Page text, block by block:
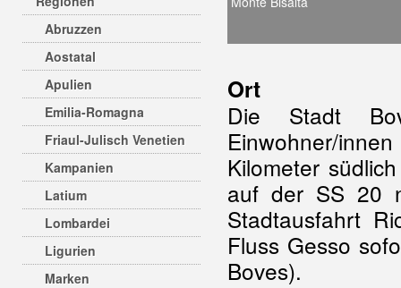
Abruzzen
Aostatal
Apulien
Emilia-Romagna
Friaul-Julisch Venetien
Kampanien
Latium
Lombardei
Ligurien
Marken
Ort
Die Stadt
Einwohner/
Kilometer
auf der SS 20
Stadtausfahrt
Fluss Gesso
Boves).